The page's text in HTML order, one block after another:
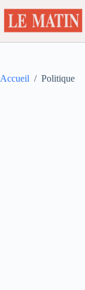
au
contenu
Accueil / Politique